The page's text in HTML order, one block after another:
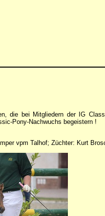
die bei Mitgliedern der IG
Pony-Nachwuchs begeistern !
vpm Talhof; Züchter: Kurt